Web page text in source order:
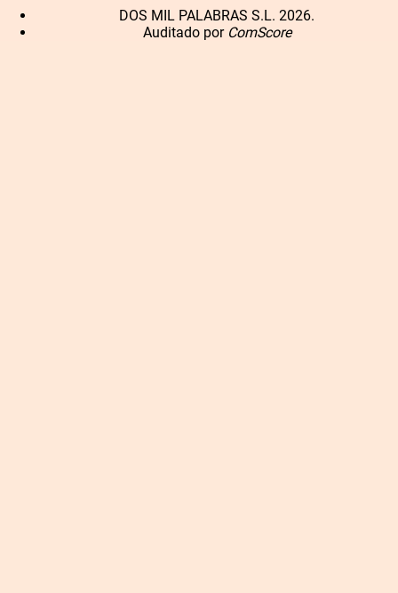
DOS MIL PALABRAS S.L. 2026.
Auditado por ComScore